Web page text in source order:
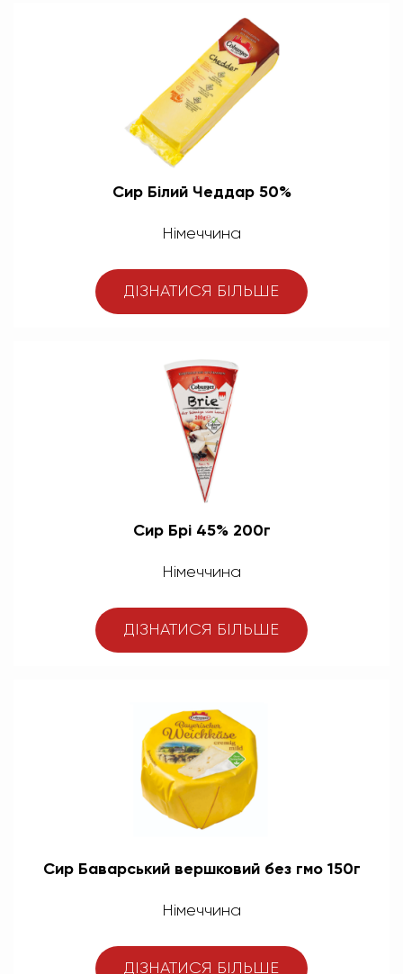
Сир Білий Чеддар 50%
Німеччина
ДІЗНАТИСЯ БІЛЬШЕ
Сир Брі 45% 200г
Німеччина
ДІЗНАТИСЯ БІЛЬШЕ
Сир Баварський вершковий без гмо 150г
Німеччина
ДІЗНАТИСЯ БІЛЬШЕ